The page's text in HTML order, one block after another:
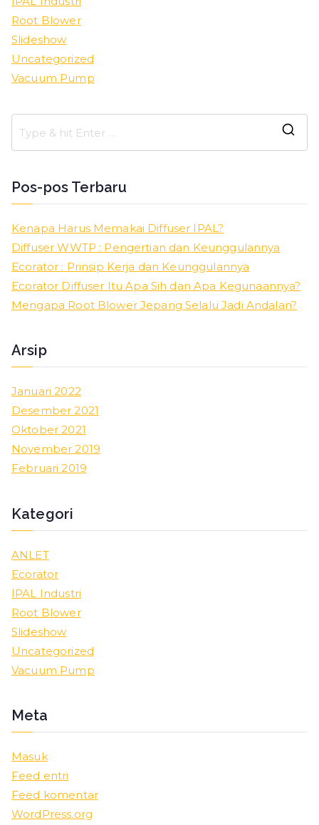
Root Blower
Slideshow
Uncategorized
Vacuum Pump
Pos-pos Terbaru
Kenapa Harus Memakai Diffuser IPAL?
Diffuser WWTP : Pengertian dan Keunggulannya
Ecorator : Prinsip Kerja dan Keunggulannya
Ecorator Diffuser Itu Apa Sih dan Apa Kegunaannya?
Mengapa Root Blower Jepang Selalu Jadi Andalan?
Arsip
Januari 2022
Desember 2021
Oktober 2021
November 2019
Februari 2019
Kategori
ANLET
Ecorator
IPAL Industri
Root Blower
Slideshow
Uncategorized
Vacuum Pump
Meta
Masuk
Feed entri
Feed komentar
WordPress.org